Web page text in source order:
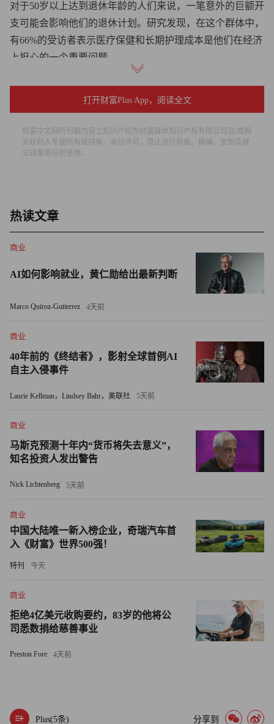
对于50岁以上达到退休年龄的人们来说，一笔意外的巨额开
支可能会影响他们的退休计划。研究发现，在这个群体中，
有66%的受访者表示医疗保健和长期护理成本是他们在经济
上担心的一个重要问题。
调查称，即将退休的人群比退休人员受到的负面影响更为严
重，前者有44%表示在经济上受到了负面影响，而退休人员
尽管如此，退休人员同样因为疫情而面临经济压力，许多退
尽管新冠疫情对许多人的退休计划产生了影响，但依旧有人
保持乐观。
70%的美国人认为疫情给个人财务敲响了警钟，33%的计划
退休人员现在开始增加退休储蓄，其中拉丁裔美国人和千禧
供款。研究显示，到2021年3月，该数字减少到1,400万人。
（财富中文网）
打开财富Plus App，阅读全文
财富中文网所刊载内容之知识产权为财富媒体知识产权有限公司及/或相
关权利人专属所有或持有。未经许可，禁止进行转载、摘编、复制及建
立镜像等任何使用。
热读文章
商业
AI如何影响就业，黄仁勋给出最新判断
Marco Quiroz-Gutierrez 4天前
商业
40年前的《终结者》，影射全球首例AI
自主入侵事件
Laurie Kellman，Lindsey Bahr，美联社 5天前
商业
马斯克预测十年内“货币将失去意义”，
知名投资人发出警告
Nick Lichtenberg 5天前
商业
中国大陆唯一新入榜企业，奇瑞汽车首
入《财富》世界500强！
特刊 今天
商业
拒绝4亿美元收购要约，83岁的他将公
司悉数捐给慈善事业
Preston Fore 4天前
Plus(5条) 分享到